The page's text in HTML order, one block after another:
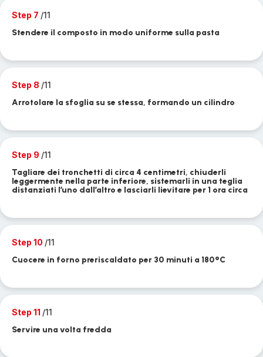
Step 7 /11
Stendere il composto in modo uniforme sulla pasta
Step 8 /11
Arrotolare la sfoglia su se stessa, formando un cilindro
Step 9 /11
Tagliare dei tronchetti di circa 4 centimetri, chiuderli
leggermente nella parte inferiore, sistemarli in una teglia
distanziati l’uno dall’altro e lasciarli lievitare per 1 ora circa
Step 10 /11
Cuocere in forno preriscaldato per 30 minuti a 180°C
Step 11 /11
Servire una volta fredda